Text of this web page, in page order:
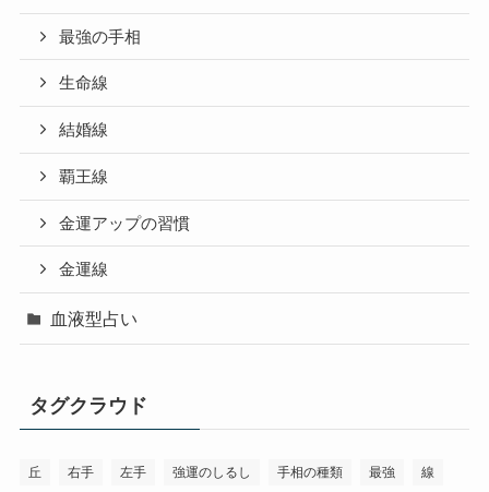
最強の手相
生命線
結婚線
覇王線
金運アップの習慣
金運線
血液型占い
タグクラウド
丘 右手 左手 強運のしるし 手相の種類 最強 線